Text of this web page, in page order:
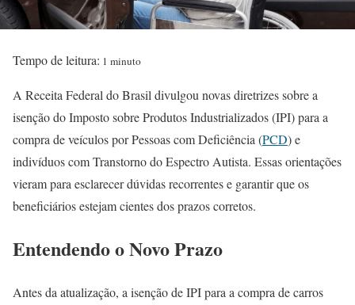
Tempo de leitura: 1 minuto
A Receita Federal do Brasil divulgou novas diretrizes sobre a
isenção do Imposto sobre Produtos Industrializados (IPI) para a
compra de veículos por Pessoas com Deficiência (PCD) e
indivíduos com Transtorno do Espectro Autista. Essas orientações
vieram para esclarecer dúvidas recorrentes e garantir que os
beneficiários estejam cientes dos prazos corretos.
Entendendo o Novo Prazo
Antes da atualização, a isenção de IPI para a compra de carros